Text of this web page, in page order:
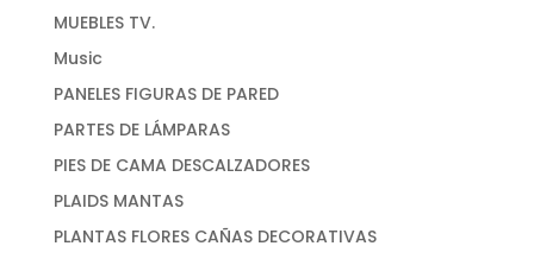
MUEBLES TV.
Music
PANELES FIGURAS DE PARED
PARTES DE LÁMPARAS
PIES DE CAMA DESCALZADORES
PLAIDS MANTAS
PLANTAS FLORES CAÑAS DECORATIVAS